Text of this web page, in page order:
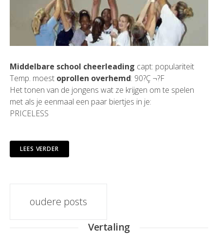
Middelbare school cheerleading capt: populariteit
Temp. moest oprollen overhemd: 90?Ç ¬?F
Het tonen van de jongens wat ze krijgen om te spelen
met als je eenmaal een paar biertjes in je:
PRICELESS
LEES VERDER
berichten
navigatie
oudere posts
Vertaling